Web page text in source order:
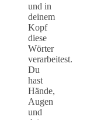
und in
deinem
Kopf
diese
Wörter
verarbeitest.
Du
hast
Hände,
Augen
und